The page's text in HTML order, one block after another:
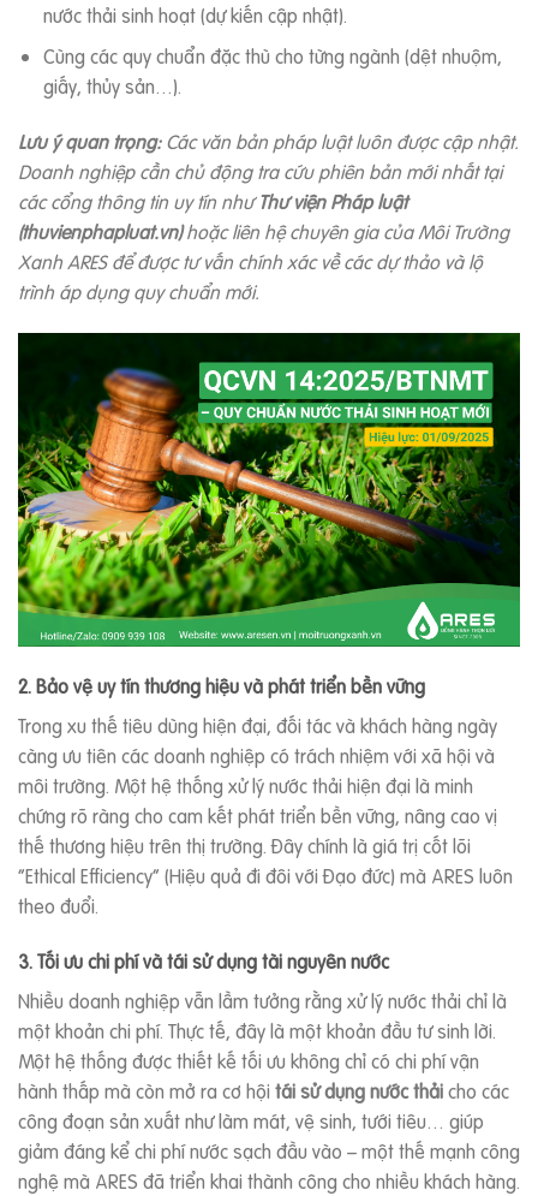
nước thải sinh hoạt (dự kiến cập nhật).
Cùng các quy chuẩn đặc thù cho từng ngành (dệt nhuộm,
giấy, thủy sản…).
Lưu ý quan trọng: Các văn bản pháp luật luôn được cập nhật.
Doanh nghiệp cần chủ động tra cứu phiên bản mới nhất tại
các cổng thông tin uy tín nhưThư viện Pháp luật
(thuvienphapluat.vn)hoặc liên hệ chuyên gia của Môi Trường
Xanh ARES để được tư vấn chính xác về các dự thảo và lộ
trình áp dụng quy chuẩn mới.
2. Bảo vệ uy tín thương hiệu và phát triển bền vững
Trong xu thế tiêu dùng hiện đại, đối tác và khách hàng ngày
càng ưu tiên các doanh nghiệp có trách nhiệm với xã hội và
môi trường. Một hệ thống xử lý nước thải hiện đại là minh
chứng rõ ràng cho cam kết phát triển bền vững, nâng cao vị
thế thương hiệu trên thị trường. Đây chính là giá trị cốt lõi
“Ethical Efficiency” (Hiệu quả đi đôi với Đạo đức) mà ARES luôn
theo đuổi.
3. Tối ưu chi phí và tái sử dụng tài nguyên nước
Nhiều doanh nghiệp vẫn lầm tưởng rằng xử lý nước thải chỉ là
một khoản chi phí. Thực tế, đây là một khoản đầu tư sinh lời.
Một hệ thống được thiết kế tối ưu không chỉ có chi phí vận
hành thấp mà còn mở ra cơ hội tái sử dụng nước thảicho các
công đoạn sản xuất như làm mát, vệ sinh, tưới tiêu… giúp
giảm đáng kể chi phí nước sạch đầu vào – một thế mạnh công
nghệ mà ARES đã triển khai thành công cho nhiều khách hàng.